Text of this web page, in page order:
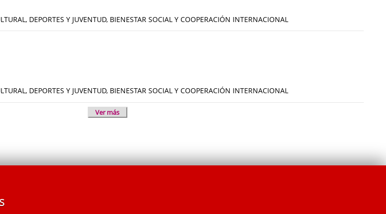
DEPORTES Y JUVENTUD, BIENESTAR SOCIAL Y COOPERACIÓN INTERNACIONAL
DEPORTES Y JUVENTUD, BIENESTAR SOCIAL Y COOPERACIÓN INTERNACIONAL
Ver más